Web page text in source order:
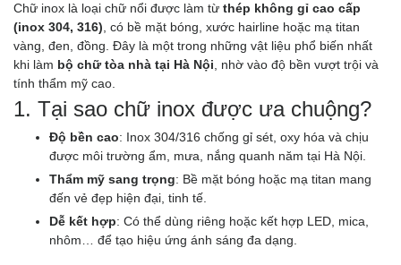
Chữ inox là loại chữ nổi được làm từ thép không gỉ cao cấp
(inox 304, 316) , có bề mặt bóng, xước hairline hoặc mạ titan
vàng, đen, đồng. Đây là một trong những vật liệu phổ biến nhất
khi làm bộ chữ tòa nhà tại Hà Nội , nhờ vào độ bền vượt trội và
tính thẩm mỹ cao.
1. Tại sao chữ inox được ưa chuộng?
Độ bền cao: Inox 304/316 chống gỉ sét, oxy hóa và chịu
được môi trường ẩm, mưa, nắng quanh năm tại Hà Nội.
Thẩm mỹ sang trọng: Bề mặt bóng hoặc mạ titan mang
đến vẻ đẹp hiện đại, tinh tế.
Dễ kết hợp: Có thể dùng riêng hoặc kết hợp LED, mica,
nhôm… để tạo hiệu ứng ánh sáng đa dạng.